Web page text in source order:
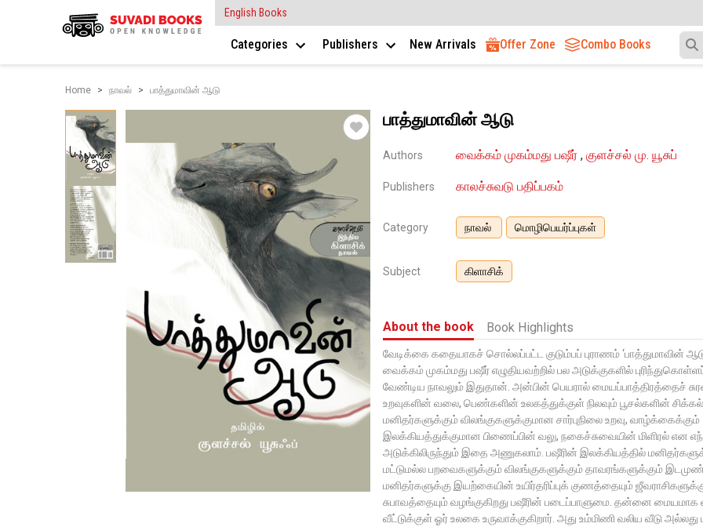
English Books
Categories Publishers New Arrivals Offer Zone Combo Books
Home நாவல் பாத்துமாவின் ஆடு
பாத்துமாவின் ஆடு
Authors வைக்கம் முகம்மது பஷீர்,குளச்சல் மு. யூசுப்
Publishers காலச்சுவடு பதிப்பகம்
Category நாவல் மொழிபெயர்ப்புகள்
Subject கிளாசிக்
About the book Book Highlights
வேடிக்கை கதையாகச் சொல்லப்பட்ட குடும்பப் புராணம் ‘பாத்துமாவின்
வைக்கம் முகம்மது பஷீர் எழுதியவற்றில் பல அடுக்குகளில்
வேண்டிய நாவலும் இதுதான். அன்பின் பெயரால் மையப்பாத்திரத்தைச்
உறவுகளின் வலை, பெண்களின் உலகத்துக்குள் நிலவும் பூசல்களின்
மனிதர்களுக்கும் விலங்குகளுக்குமான சார்புநிலை உறவு, வாழ்க்கைக்கும்
இலக்கியத்துக்குமான பிணைப்பின் வலு, நகைச்சுவையின் மிளிரல் என
அடுக்கிலிருந்தும் இதை அணுகலாம். பஷீரின் இலக்கியத்தில்
மட்டுமல்ல பறவைகளுக்கும் விலங்குகளுக்கும் தாவரங்களுக்கும்
மனிதர்களுக்கு இயற்கையின் உயிர்தரிப்புக் குணத்தையும்
சுபாவத்தையும் வழங்குகிறது பஷீரின் படைப்பாளுமை. தன்னை மையமாக
வீட்டுக்குள் ஓர் உலகை உருவாக்குகிறார். அது உம்மிணி வலிய வீடு அல்லது